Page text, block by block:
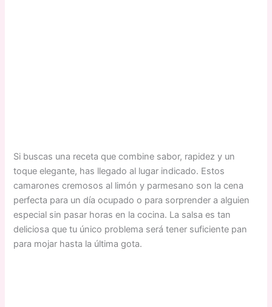
Si buscas una receta que combine sabor, rapidez y un
toque elegante, has llegado al lugar indicado. Estos
camarones cremosos al limón y parmesano son la cena
perfecta para un día ocupado o para sorprender a alguien
especial sin pasar horas en la cocina. La salsa es tan
deliciosa que tu único problema será tener suficiente pan
para mojar hasta la última gota.